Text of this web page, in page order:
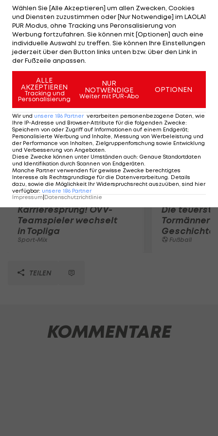
Gegner Flavio Cipolla (ITA) klar, bis dieser beim
aussichtslosen Stand von 0:6 und 0:4 aufgibt.
Rajeev Ram (USA) schlägt Paul Capdeville (CHI) mit
6:3, 6:1. Im Viertelfinale von Baku schlägt Julia
Cohen (USA) die Slowakin Magdalena Rybarikova
3:6, 6:3 und 6:4.
Mehr zum Thema
Karrieresprung! ÖVV-
Teamspieler wechselt
in Topliga
Sport-Mix
Die
Tormänner
Geschichte
Fußball
TEILEN
KOMMENTARE
Wählen Sie [Alle Akzeptieren] um allen Zwecken, Cookies
und Diensten zuzustimmen oder [Nur Notwendige] im LAOLA1
PUR Modus, ohne Tracking uns Peronsalisierung von
Werbung fortzufahren. Sie können mit [Optionen] auch eine
individuelle Auswahl zu treffen. Sie können Ihre Einstellungen
jederzeit über den Button links unten bzw. über den Link in
der Fußzeile anpassen.
ALLE
AKZEPTIEREN
Tracking und
Personalisierung
NUR
NOTWENDIGE
Weiter mit PUR-Abo
OPTIONEN
Wir und unsere 186 Partner verarbeiten personenbezogene Daten, wie
Ihre IP-Adresse und Browser-Attribute für die folgenden Zwecke:
Speichern von oder Zugriff auf Informationen auf einem Endgerät;
Personalisierte Werbung und Inhalte, Messung von Werbeleistung und
der Performance von Inhalten, Zielgruppenforschung sowie Entwicklung
und Verbesserung von Angeboten.
Diese Zwecke können unter Umständen auch: Genaue Standortdaten
und Identifikation durch Scannen von Endgeräten.
Manche Partner verwenden für gewisse Zwecke berechtigtes
Interesse als Rechtsgrundlage für die Datenverarbeitung. Details
dazu, sowie die Möglichkeit Ihr Widerspruchsrecht auszuüben, sind hier
verfügbar: unsere 186 Partner
Impressum Datenschutzrichtlinie